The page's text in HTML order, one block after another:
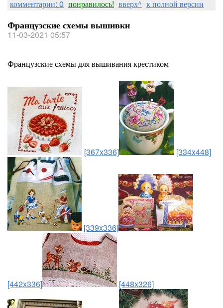
комментарии: 0 понравилось! вверх^ к полной версии
Французские схемы вышивки
11-03-2021 05:57
Французские схемы для вышивания крестиком
[367x336] [334x448]
[339x336]
[442x336] [448x326]